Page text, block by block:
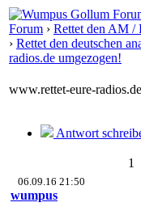
Forum › Rettet den AM /
› Rettet den deutschen
radios.de umgezogen!
www.rettet-eure-
Antwort
1
06.09.16 21:50
wumpus